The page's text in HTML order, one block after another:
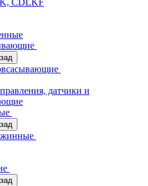
CDLKF
датчики и